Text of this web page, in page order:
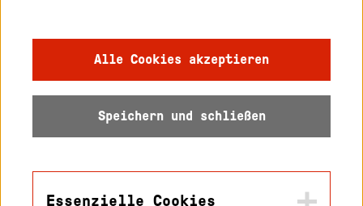
Datenschutz
Barrierefreiheit
Alle Cookies akzeptieren
Speichern und schließen
Essenzielle Cookies